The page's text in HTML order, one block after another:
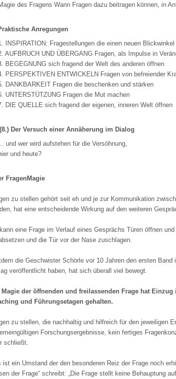
des Fragens Wann Fragen dazu beitragen können, in
Anregungen
INSPIRATION: Fragestellungen die einen neuen
AUFBRUCH UND ÜBERGANG Fragen, als Impulse in
BEGEGNUNG sich fragend der Welt des anderen öffnen
PERSPEKTIVEN ENTWICKELN Fragen von befreiender
DANKBARKEIT Fragen die beschenken und stärken
UNTERSTÜTZUNG Fragen die Mut machen
DIE QUELLE sich fragend der eigenen, inneren Welt öffnen
(8.) Der Versuch einer Annäherung im Dialog
... und wer wird aufstehen für die Versöhnung,
und heute?
FragenMagie
zu stellen gehört seit eh und je zur Kommunikation
hat eine entscheidende Wirkung auf den weiteren
eine Frage im Verlauf eines Gesprächs Türen öffnen
und die Tür vor der Nase zuschlagen.
die Geschwister Schörle vor 10 Jahren den ersten Band
veröffentlicht haben, hat sich überall viel bewegt.
Magie der öffnenden und freilassenden Frage hat
und Führungsetagen gehalten.
zu stellen, die nachhaltig und hilfreich für den jeweiligen
Forschungsergebnisse, kein fertiges
schließt.
ist ein Umstand der den besonderen Reiz der Frage noch
der Frage“ schreibt: „Die Frage stellt keine Behauptung